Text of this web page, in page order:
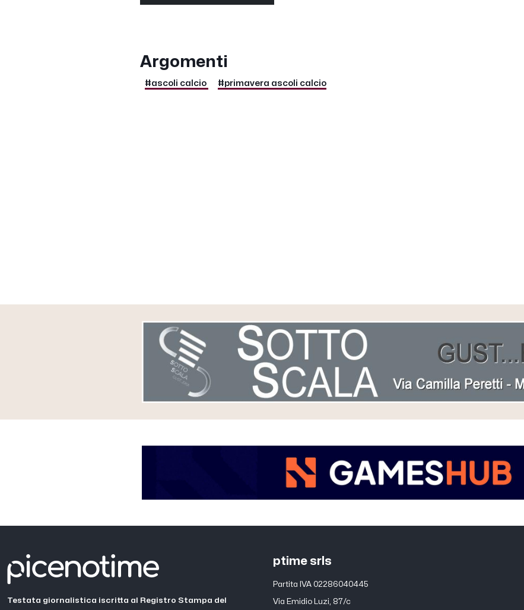
Argomenti
#ascoli calcio #primavera ascoli calcio
Testata giornalistica iscritta al Registro Stampa del
ptime srls
Partita IVA 02286040445
Via Emidio Luzi, 87/c